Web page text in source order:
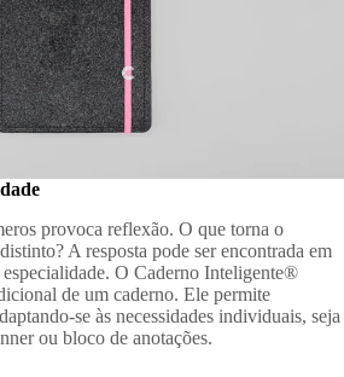
provoca reflexão. O que torna o
A resposta pode ser encontrada em
O Caderno Inteligente®
de um caderno. Ele permite
se às necessidades individuais, seja
ou bloco de anotações.